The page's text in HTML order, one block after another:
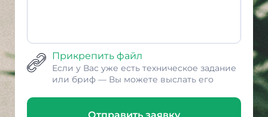
Прикрепить файл
Если у Вас уже есть техническое задание
или бриф — Вы можете выслать его